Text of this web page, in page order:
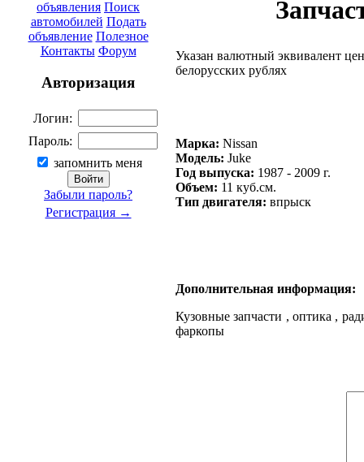
объявления Поиск
автомобилей Подать
объявление Полезное
Контакты Форум
Авторизация
Логин:
Пароль:
запомнить меня
Забыли пароль?
Регистрация →
Указан валютный эквивалент
белорусских рублях
Марка: Nissan
Модель: Juke
Год выпуска: 1987 - 2009 г.
Объем: 11 куб.см.
Тип двигателя: впрыск
Дополнительная информация:
Кузовные запчасти , оптика ,
фаркопы